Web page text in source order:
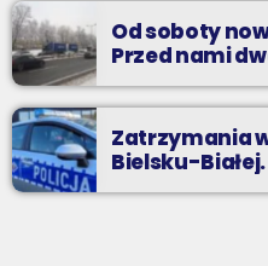
Od soboty
Przed nami
Zatrzymania
Bielsku-